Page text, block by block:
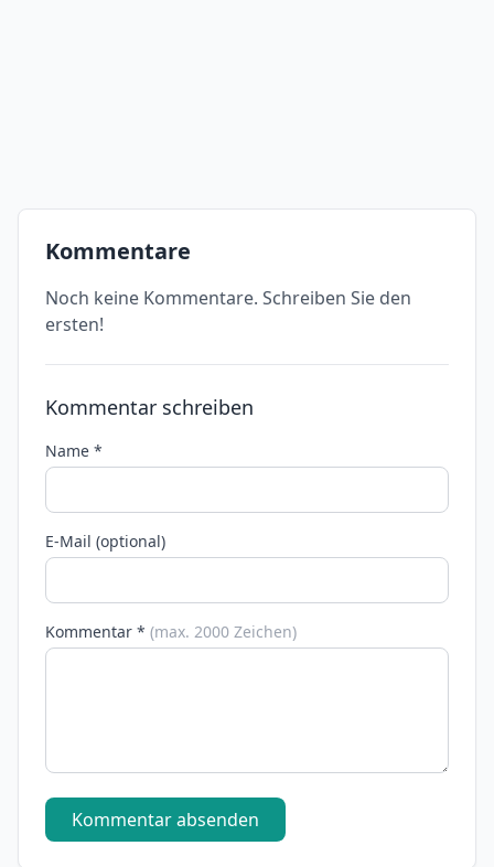
Kommentare
Noch keine Kommentare. Schreiben Sie den
ersten!
Kommentar schreiben
Name *
E-Mail (optional)
Kommentar * (max. 2000 Zeichen)
Kommentar absenden